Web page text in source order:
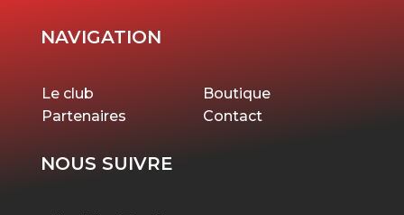
NAVIGATION
Le club
Boutique
Partenaires
Contact
NOUS SUIVRE